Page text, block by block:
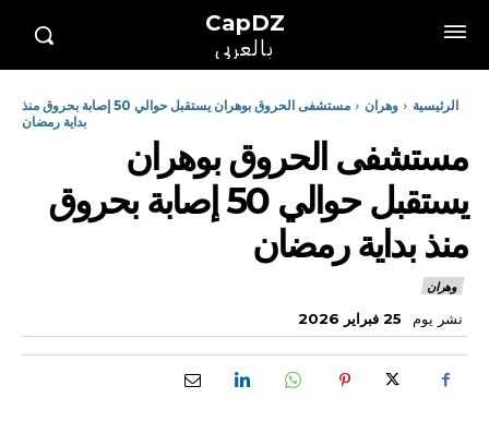
CapDZ
بالعربي
الرئيسية وهران
مستشفى الحروق بوهران يستقبل حوالي 50 إصابة بحروق منذ
بداية رمضان
مستشفى الحروق بوهران
يستقبل حوالي 50 إصابة بحروق
منذ بداية رمضان
وهران
نشر يوم 25 فبراير 2026